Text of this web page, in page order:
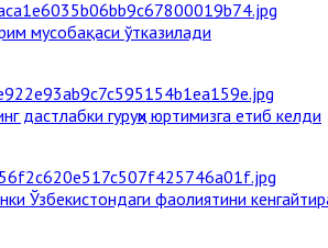
мусобақаси ўтказилади
дастлабки гуруҳи юртимизга етиб келди
Ўзбекистондаги фаолиятини